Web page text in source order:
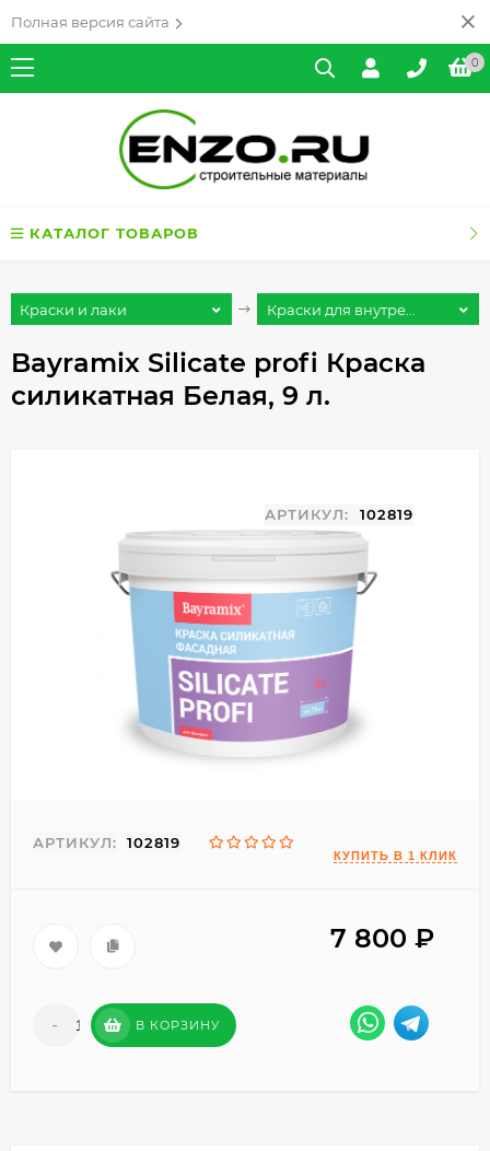
Полная версия сайта
0
КАТАЛОГ ТОВАРОВ
Краски и лаки Краски для внутре...
Bayramix Silicatе profi Краска
силикатная Белая, 9 л.
АРТИКУЛ: 102819
АРТИКУЛ: 102819
7 800 ₽
- + В КОРЗИНУ